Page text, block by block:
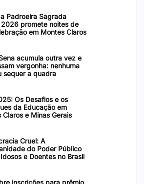
Padroeira Sagrada
2026 promete noites de
em Montes Claros
acumula outra vez e
vergonha: nenhuma
sequer a quadra
Os Desafios e os
da Educação em
Claros e Minas Gerais
Cruel: A
do Poder Público
e Doentes no Brasil